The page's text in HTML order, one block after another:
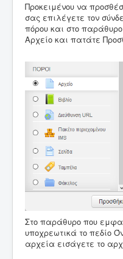
Προκειμένου να
σας επιλέγετε τον
πόρου και στο
Αρχείο και πατάτε
Στο παράθυρο που
υποχρεωτικά το πεδίο
αρχεία εισάγετε το